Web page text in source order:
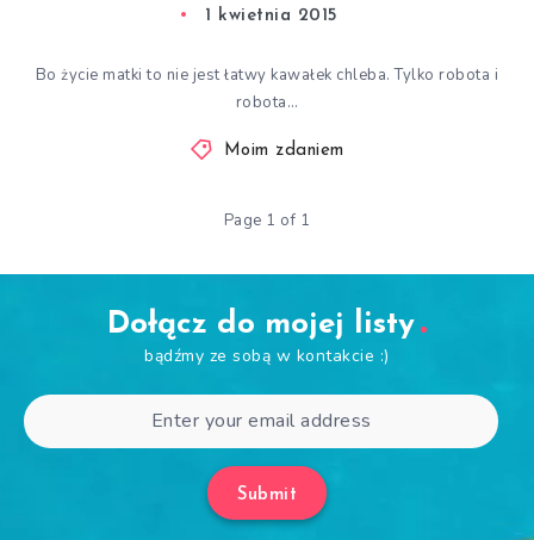
1 kwietnia 2015
Bo życie matki to nie jest łatwy kawałek chleba. Tylko robota i
robota…
Moim zdaniem
Page 1 of 1
Dołącz do mojej listy
bądźmy ze sobą w kontakcie :)
Submit